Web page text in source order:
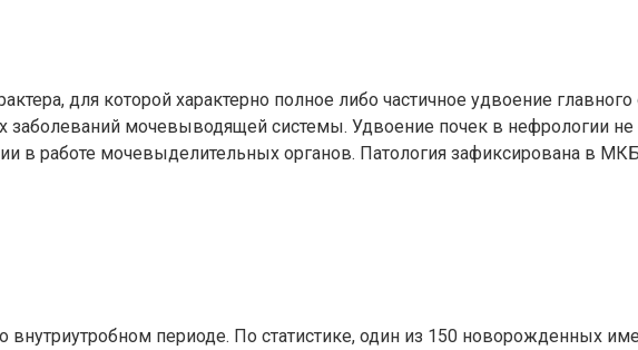
для которой характерно полное либо частичное удвоение
заболеваний мочевыводящей системы. Удвоение почек в нефрологии
в работе мочевыделительных органов. Патология зафиксирована в
внутриутробном периоде. По статистике, один из 150 новорожденных